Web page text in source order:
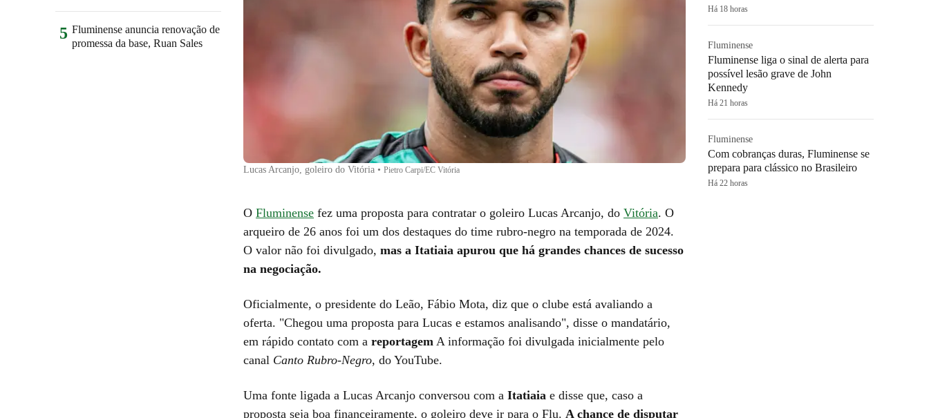
Lucas Arcanjo, goleiro do Vitória • Pietro Carpi/EC Vitória
O Fluminense fez uma proposta para contratar o goleiro Lucas Arcanjo, do Vitória. O
arqueiro de 26 anos foi um dos destaques do time rubro-negro na temporada de 2024.
O valor não foi divulgado, mas a Itatiaia apurou que há grandes chances de sucesso
na negociação.
Oficialmente, o presidente do Leão, Fábio Mota, diz que o clube está avaliando a
oferta. "Chegou uma proposta para Lucas e estamos analisando", disse o mandatário,
em rápido contato com a reportagem A informação foi divulgada inicialmente pelo
canal Canto Rubro-Negro, do YouTube.
Uma fonte ligada a Lucas Arcanjo conversou com a Itatiaia e disse que, caso a
proposta seja boa financeiramente, o goleiro deve ir para o Flu. A chance de disputar
5 Fluminense anuncia renovação de
promessa da base, Ruan Sales
Há 18 horas
Fluminense
Fluminense liga o sinal de alerta para
possível lesão grave de John
Kennedy
Há 21 horas
Fluminense
Com cobranças duras, Fluminense se
prepara para clássico no Brasileiro
Há 22 horas